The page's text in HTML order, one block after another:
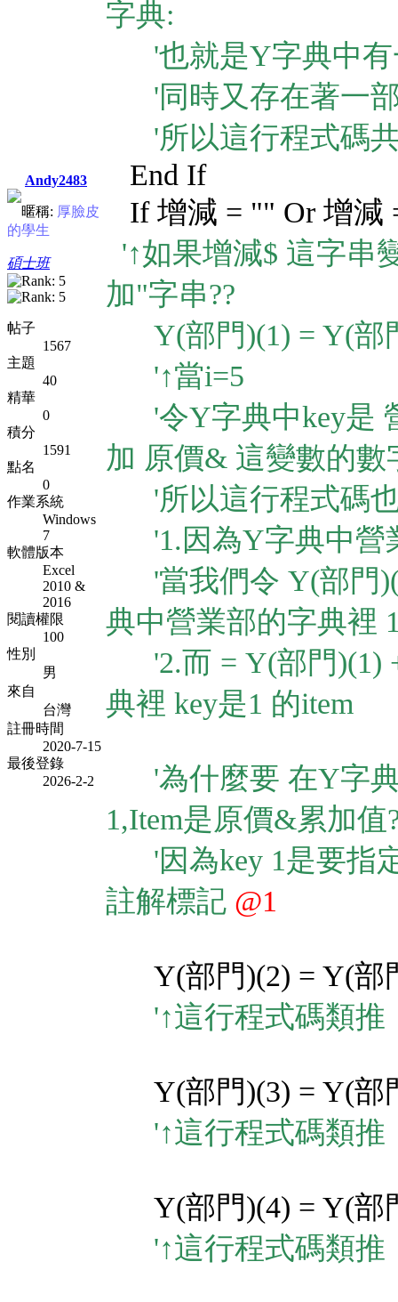
Andy2483
暱稱: 厚臉皮
的學生
碩士班
帖子
1567
主題
40
精華
0
積分
1591
點名
0
作業系統
Windows
7
軟體版本
Excel
2010 &
2016
閱讀權限
100
性別
男
來自
台灣
註冊時間
2020-7-15
最後登錄
2026-2-2
字典:
'也就是Y字典中有
'同時又存在著一
'所以這行程式碼
End If
If 增減 = "" Or 增減
'↑如果增減$ 這字串
加"字串??
Y(部門)(1) = Y(部
'↑當i=5
'令Y字典中key是
加 原價& 這變數的數
'所以這行程式碼
'1.因為Y字典中營
'當我們令 Y(部門
典中營業部的字典裡
'2.而 = Y(部門)(1)
典裡 key是1 的item
'為什麼要 在Y字典
1,Item是原價&累加值
'因為key 1是要指
註解標記 @1
Y(部門)(2) = Y(部
'↑這行程式碼類推
Y(部門)(3) = Y(部
'↑這行程式碼類推
Y(部門)(4) = Y(部
'↑這行程式碼類推